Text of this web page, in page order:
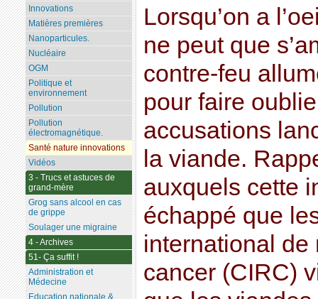
Lorsqu’on a
ne peut que
contre-feu
pour faire
accusations
la viande.
auxquels cette
échappé que
international de
cancer (CIRC)
Innovations
Matières premières
Nanoparticules.
Nucléaire
OGM
Politique et
environnement
Pollution
Pollution
électromagnétique.
Santé nature innovations
Vidéos
3 - Trucs et astuces de
grand-mère
Grog sans alcool en cas
de grippe
Soulager une migraine
4 - Archives
51- Ça suffit !
Administration et
Médecine